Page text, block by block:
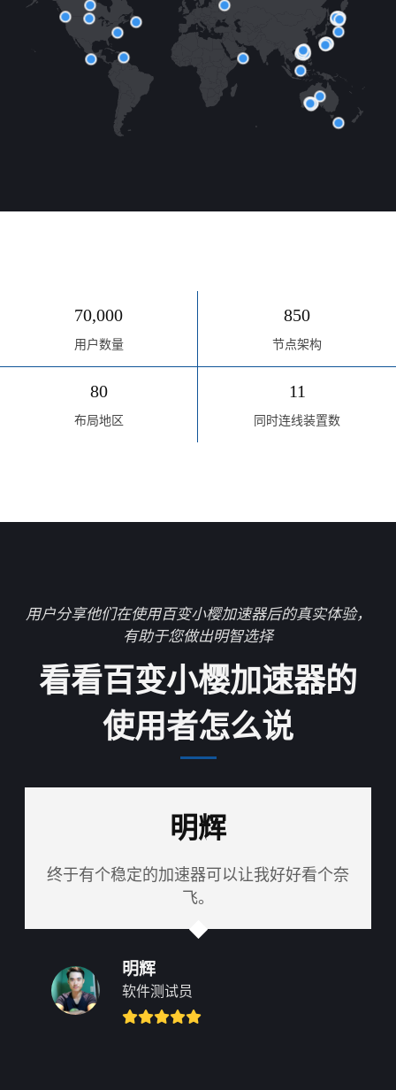
70,000
用户数量
850
节点架构
80
布局地区
11
同时连线装置数
用户分享他们在使用百变小樱加速器后的真实体验，
有助于您做出明智选择
看看百变小樱加速器的
使用者怎么说
明辉
终于有个稳定的加速器可以让我好好看个奈
飞。
明辉
软件测试员